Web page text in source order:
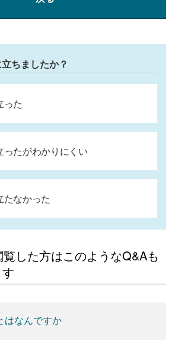
ちましたか？
った
ったがわかりにくい
たなかった
した方はこのようなQ&Aも
はなんですか